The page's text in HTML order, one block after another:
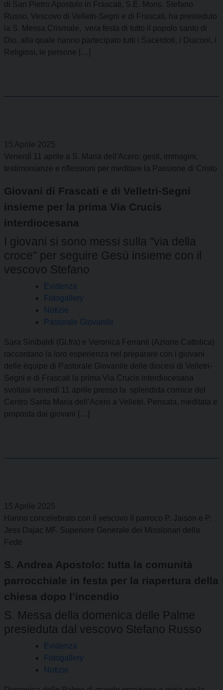
di San Pietro Apostolo in Frascati, S.E. Mons. Stefano
Russo, Vescovo di Velletri-Segni e di Frascati, ha presieduto
la S. Messa Crismale, vera festa di tutto il popolo santo di
Dio, alla quale hanno partecipato tutti i Sacerdoti, i Diaconi, i
Religiosi, le persone […]
15 Aprile 2025
Venerdì 11 aprile a S. Maria dell'Acero: gesti, immagini,
testimonianze e riflessioni per meditare la Passione di Cristo
Giovani di Frascati e di Velletri-Segni
insieme per la prima Via Crucis
interdiocesana
I giovani si sono messi sulla "via della
croce" per seguire Gesù insieme con il
vescovo Stefano
Evidenza
Fotogallery
Notizie
Pastorale Giovanile
Sara Sinibaldi (Gi.fra) e Veronica Ferranti (Azione Cattolica)
raccontano la loro esperienza nel preparare con i giovani
delle équipe di Pastorale Giovanile delle diocesi di Velletri-
Segni e di Frascati la prima Via Crucis interdiocesana
svoltasi venerdì 11 aprile presso la splendida cornice del
Centro Santa Maria dell’Acero a Velletri. Pensata, meditata e
proposta dai giovani […]
15 Aprile 2025
Hanno concelebrato con il vescovo il parroco P. Jaison e P.
Jess Dajac MF. Superiore Generale dei Missionari della
Fede
S. Andrea Apostolo: tutta la comunità
parrocchiale in festa per la riapertura della
chiesa dopo l’incendio
S. Messa della domenica delle Palme
presieduta dal vescovo Stefano Russo
Evidenza
Fotogallery
Notizie